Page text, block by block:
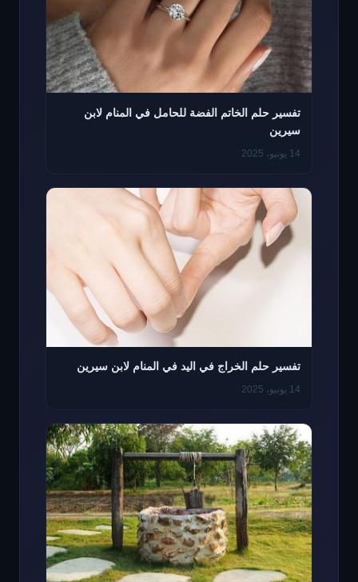
تفسير حلم الخاتم الفضة للحامل في المنام لابن
سيرين
14 يونيو، 2025
تفسير حلم الخراج في اليد في المنام لابن سيرين
14 يونيو، 2025